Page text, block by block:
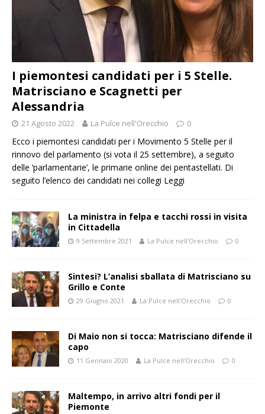
I piemontesi candidati per i 5 Stelle.
Matrisciano e Scagnetti per
Alessandria
21 Agosto 2022 La Pulce nell'Orecchio 0
Ecco i piemontesi candidati per i Movimento 5 Stelle per il
rinnovo del parlamento (si vota il 25 settembre), a seguito
delle ‘parlamentarie’, le primarie online dei pentastellati. Di
seguito l’elenco dei candidati nei collegi Leggi
La ministra in felpa e tacchi rossi in visita
in Cittadella
9 Settembre 2021 La Pulce nell'Orecchio 0
Sintesi? L’analisi sballata di Matrisciano su
Grillo e Conte
29 Giugno 2021 La Pulce nell'Orecchio 0
Di Maio non si tocca: Matrisciano difende il
capo
11 Gennaio 2020 La Pulce nell'Orecchio 0
Maltempo, in arrivo altri fondi per il
Piemonte